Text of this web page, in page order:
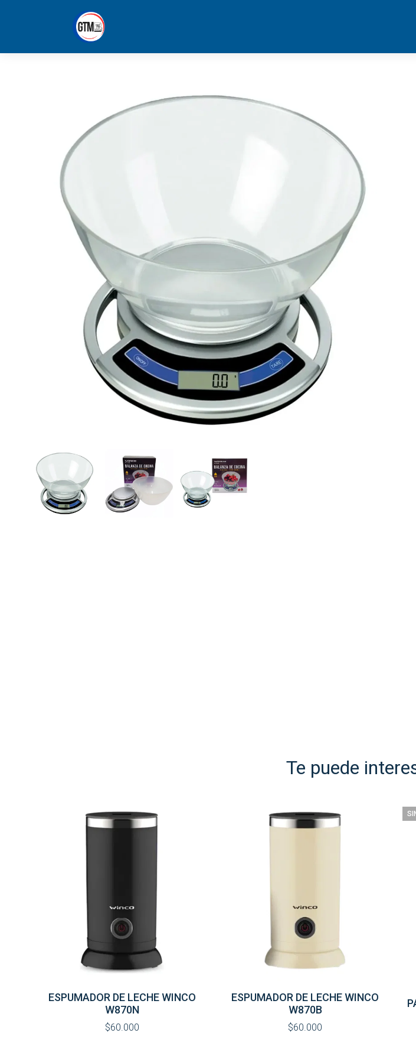
Te puede
ESPUMADOR DE LECHE WINCO
W870N
$60.000
ESPUMADOR DE LECHE WINCO
W870B
$60.000